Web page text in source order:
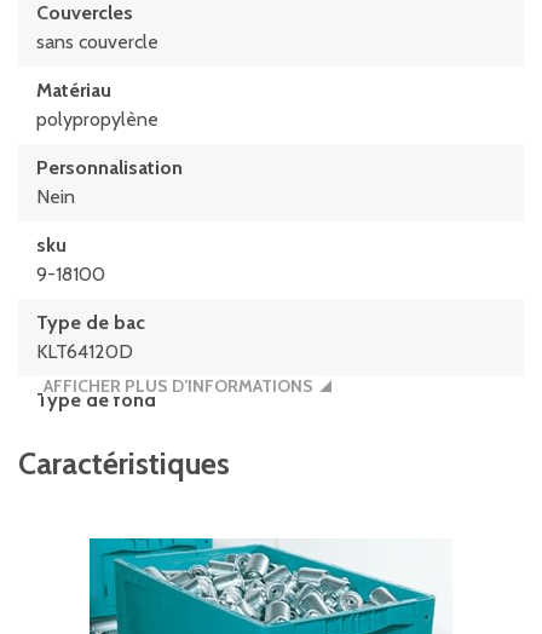
Couvercles
sans couvercle
Matériau
polypropylène
Personnalisation
Nein
sku
9-18100
Type de bac
KLT64120D
Type de fond
Volume
AFFICHER PLUS D’INFORMATIONS
Caractéristiques